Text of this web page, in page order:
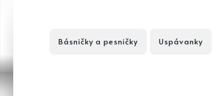
Básničky a pesničky Uspávanky